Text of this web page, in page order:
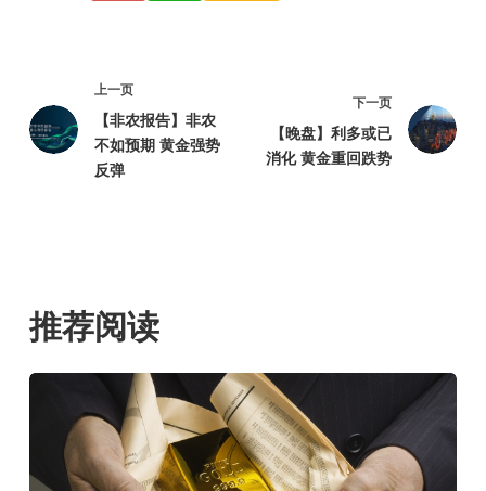
上一页
【非农报告】非农
不如预期 黄金强势
反弹
下一页
【晚盘】利多或已
消化 黄金重回跌势
推荐阅读